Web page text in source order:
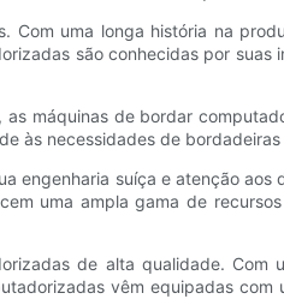
uma longa história na
são conhecidas por
máquinas de bordar
às necessidades de
suíça e atenção aos
uma ampla gama de
de alta qualidade. Com
vêm equipadas